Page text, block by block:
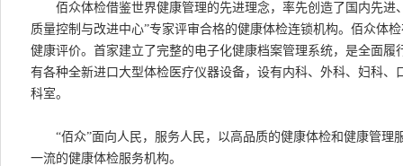
佰众体检借鉴世界健康管理的先进理念，率先创造了国内先进
质量控制与改进中心”专家评审合格的健康体检连锁机构。佰众体
健康评价。首家建立了完整的电子化健康档案管理系统，是全面
有各种全新进口大型体检医疗仪器设备，设有内科、外科、妇科
科室。
“佰众”面向人民，服务人民，以高品质的健康体检和健康管理
一流的健康体检服务机构。